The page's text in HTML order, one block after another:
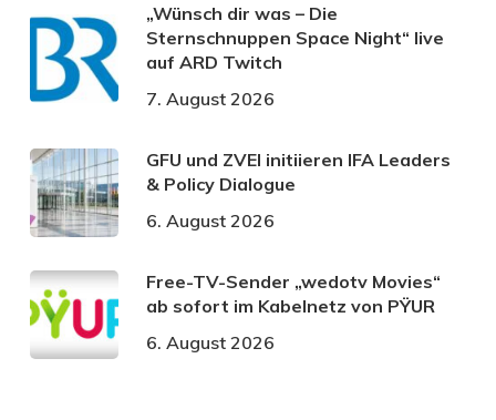
„Wünsch dir was – Die
Sternschnuppen Space Night“ live
auf ARD Twitch
7. August 2026
GFU und ZVEI initiieren IFA Leaders
& Policy Dialogue
6. August 2026
Free-TV-Sender „wedotv Movies“
ab sofort im Kabelnetz von PŸUR
6. August 2026